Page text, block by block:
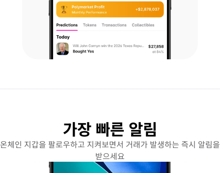
가장 빠른 알림
온체인 지갑을 팔로우하고 지켜보면서 거래가 발생하는 즉시 알림을
받으세요